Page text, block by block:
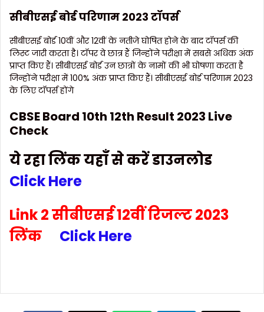
सीबीएसई बोर्ड परिणाम 2023 टॉपर्स
सीबीएसई बोर्ड 10वीं और 12वीं के नतीजे घोषित होने के बाद टॉपर्स की
लिस्ट जारी करता है। टॉपर वे छात्र हैं जिन्होंने परीक्षा में सबसे अधिक अंक
प्राप्त किए हैं। सीबीएसई बोर्ड उन छात्रों के नामों की भी घोषणा करता है
जिन्होंने परीक्षा में 100% अंक प्राप्त किए हैं। सीबीएसई बोर्ड परिणाम 2023
के लिए टॉपर्स होंगे
CBSE Board 10th 12th Result 2023 Live
Check
ये रहा लिंक यहाँ से करें डाउनलोड
Click Here
Link 2 सीबीएसई 12वीं रिजल्ट 2023
लिंक
Click Here